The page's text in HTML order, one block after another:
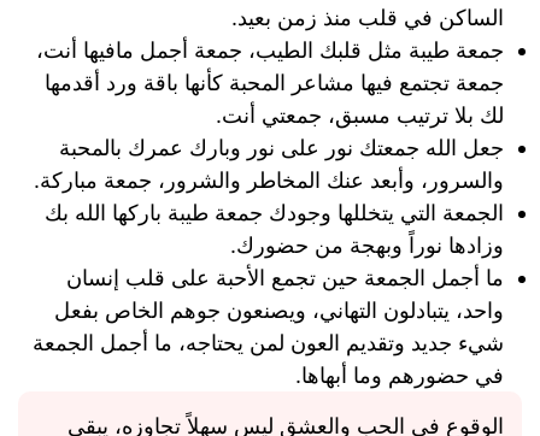
الساكن في قلب منذ زمن بعيد.
جمعة طيبة مثل قلبك الطيب، جمعة أجمل مافيها أنت،
جمعة تجتمع فيها مشاعر المحبة كأنها باقة ورد أقدمها
لك بلا ترتيب مسبق، جمعتي أنت.
جعل الله جمعتك نور على نور وبارك عمرك بالمحبة
والسرور، وأبعد عنك المخاطر والشرور، جمعة مباركة.
الجمعة التي يتخللها وجودك جمعة طيبة باركها الله بك
وزادها نوراً وبهجة من حضورك.
ما أجمل الجمعة حين تجمع الأحبة على قلب إنسان
واحد، يتبادلون التهاني، ويصنعون جوهم الخاص بفعل
شيء جديد وتقديم العون لمن يحتاجه، ما أجمل الجمعة
في حضورهم وما أبهاها.
الوقوع في الحب والعشق ليس سهلاً تجاوزه، يبقى